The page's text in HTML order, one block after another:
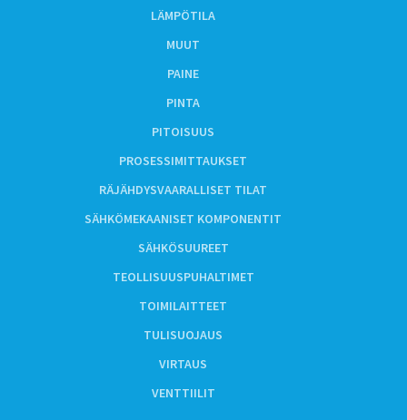
LÄMPÖTILA
MUUT
PAINE
PINTA
PITOISUUS
PROSESSIMITTAUKSET
RÄJÄHDYSVAARALLISET TILAT
SÄHKÖMEKAANISET KOMPONENTIT
SÄHKÖSUUREET
TEOLLISUUSPUHALTIMET
TOIMILAITTEET
TULISUOJAUS
VIRTAUS
VENTTIILIT